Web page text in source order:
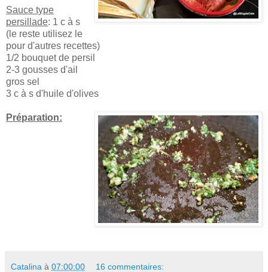
Sauce type
persillade: 1 c à s
(le reste utilisez le
pour d'autres recettes)
1/2 bouquet de persil
2-3 gousses d'ail
gros sel
3 c à s d'huile d'olives
Préparation:
Catalina à 07:00:00 16 commentaires: